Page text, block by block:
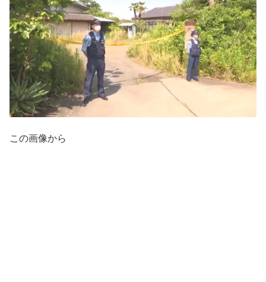
この画像から